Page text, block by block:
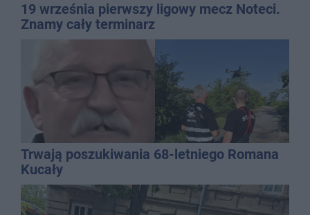
19 września pierwszy ligowy mecz Noteci.
Znamy cały terminarz
Trwają poszukiwania 68-letniego Romana
Kucały